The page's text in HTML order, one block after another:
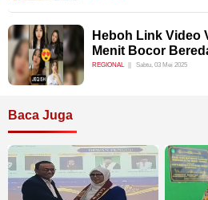
Heboh Link Video
Menit Bocor
REGIONAL Sabtu, 03 Mei 2025
Baca Juga